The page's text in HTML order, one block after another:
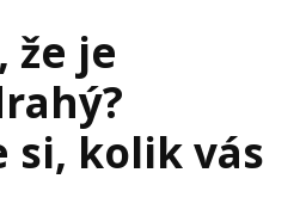
že je
si, kolik vás